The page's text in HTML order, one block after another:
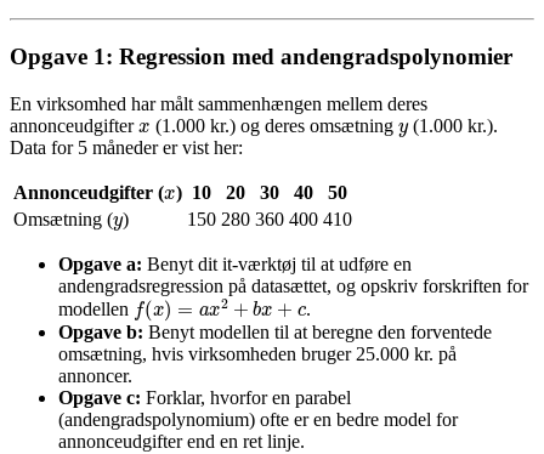
Opgave 1: Regression med andengradspolynomier
En virksomhed har målt sammenhængen mellem deres
annonceudgifter
x
(1.000 kr.) og deres omsætning
y
(1.000 kr.).
Data for 5 måneder er vist her:
Annonceudgifter ( ) 10 20 30 40
50
Omsætning (
y
) 150 280 360 400 410
Opgave a: Benyt dit it-værktøj til at udføre en
andengradsregression på datasættet, og opskriv forskriften for
modellen f(x)=ax2+bx+c
.
Opgave b: Benyt modellen til at beregne den forventede
omsætning, hvis virksomheden bruger 25.000 kr. på
annoncer.
Opgave c: Forklar, hvorfor en parabel
(andengradspolynomium) ofte er en bedre model for
annonceudgifter end en ret linje.